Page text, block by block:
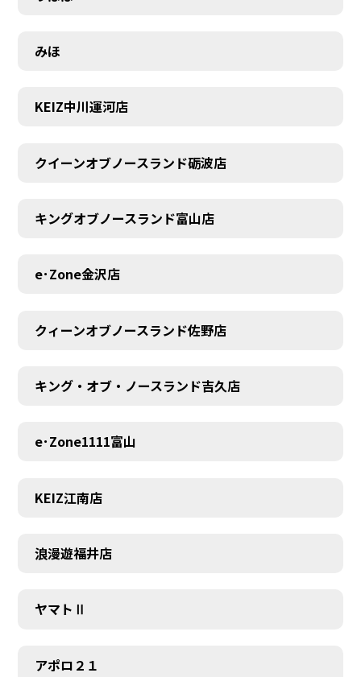
MEMBER
みほ
KEIZ中川運河店
クイーンオブノースランド砺波店
キングオブノースランド富山店
e･Zone金沢店
クィーンオブノースランド佐野店
キング・オブ・ノースランド吉久店
e･Zone1111富山
KEIZ江南店
浪漫遊福井店
ヤマトⅡ
アポロ２１